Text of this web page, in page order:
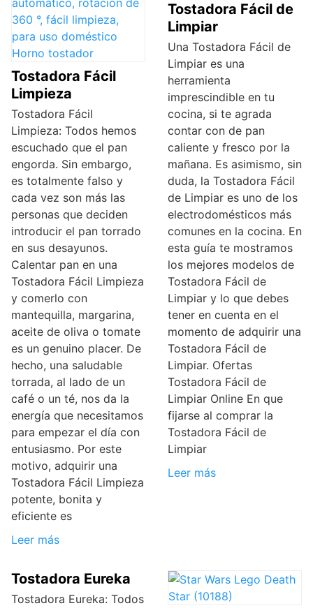
Tostadora Fácil
Limpieza
Tostadora Fácil
Limpieza: Todos hemos
escuchado que el pan
engorda. Sin embargo,
es totalmente falso y
cada vez son más las
personas que deciden
introducir el pan torrado
en sus desayunos.
Calentar pan en una
Tostadora Fácil Limpieza
y comerlo con
mantequilla, margarina,
aceite de oliva o tomate
es un genuino placer. De
hecho, una saludable
torrada, al lado de un
café o un té, nos da la
energía que necesitamos
para empezar el día con
entusiasmo. Por este
motivo, adquirir una
Tostadora Fácil Limpieza
potente, bonita y
eficiente es
Leer más
Tostadora Fácil de
Limpiar
Una Tostadora Fácil de
Limpiar es una
herramienta
imprescindible en tu
cocina, si te agrada
contar con de pan
caliente y fresco por la
mañana. Es asimismo, sin
duda, la Tostadora Fácil
de Limpiar es uno de los
electrodomésticos más
comunes en la cocina. En
esta guía te mostramos
los mejores modelos de
Tostadora Fácil de
Limpiar y lo que debes
tener en cuenta en el
momento de adquirir una
Tostadora Fácil de
Limpiar. Ofertas
Tostadora Fácil de
Limpiar Online En que
fijarse al comprar la
Tostadora Fácil de
Limpiar
Leer más
Tostadora Eureka
Tostadora Eureka: Todos